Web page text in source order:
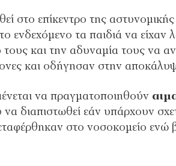
στο επίκεντρο της
ενδεχόμενο τα παιδιά να
και την αδυναμία τους να
και οδήγησαν στην
να πραγματοποιηθούν
να διαπιστωθεί εάν υπάρχουν
στο νοσοκομείο